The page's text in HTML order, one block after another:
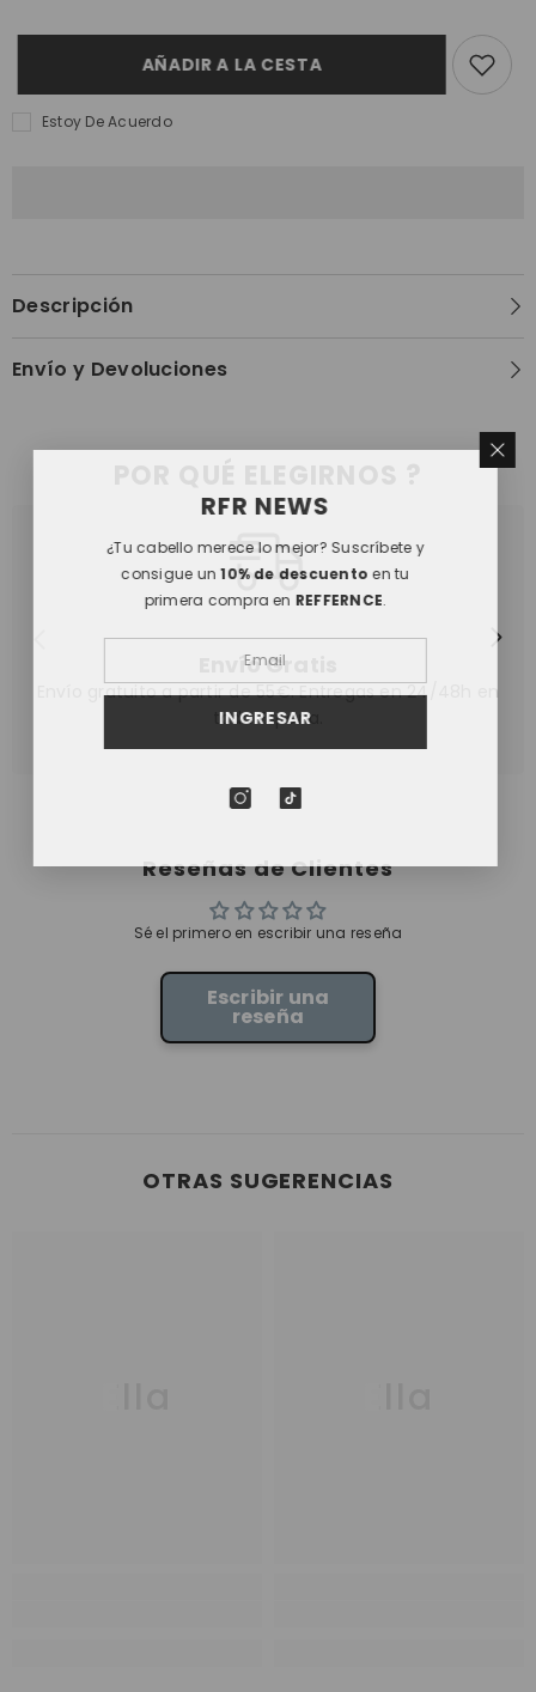
cantidad
de
&quot;Aumentar
cantidad
de
{{
AÑADIR A LA CESTA
Estoy De Acuerdo
Descripción
Envío y Devoluciones
Envío Gratis
Envío gratuito a partir de 55€: Entregas en 24/48h en
toda España.
Reseñas de Clientes
Sé el primero en escribir una reseña
Escribir una
reseña
OTRAS SUGERENCIAS
RFR NEWS
¿Tu cabello merece lo mejor? Suscríbete y
consigue un10% de descuento en tu
primera compra enREFFERNCE
INGRESAR